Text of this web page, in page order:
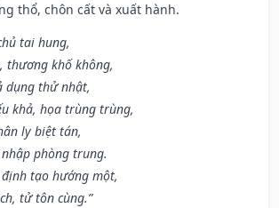
thổ, chôn cất và xuất hành.
tai hung,
thương khố không,
dụng thử nhật,
khả, họa trùng trùng,
ly biệt tán,
phòng trung.
tạo hướng một,
tử tôn cùng.”